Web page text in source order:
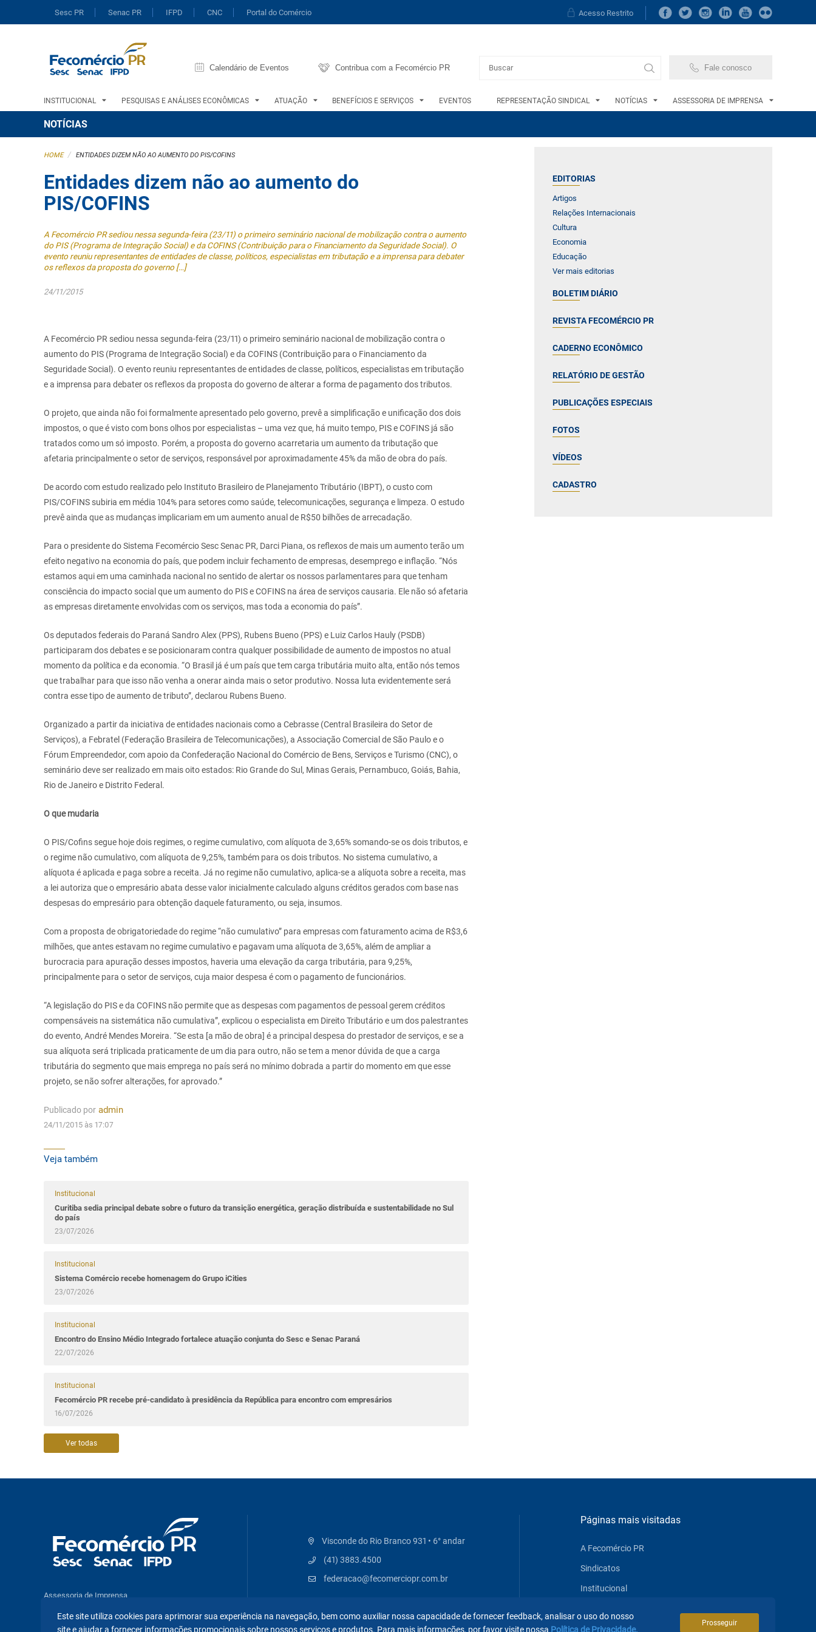
Sesc PR Senac PR IFPD CNC Portal do Comércio Acesso Restrito
Calendário de Eventos Contribua com a Fecomércio PR Fale conosco
INSTITUCIONAL PESQUISAS E ANÁLISES ECONÔMICAS ATUAÇÃO BENEFÍCIOS E SERVIÇOS EVENTOS REPRESENTAÇÃO SINDICAL NOTÍCIAS ASSESSORIA DE IMPRENSA
NOTÍCIAS
EDITORIAS
Artigos
Relações Internacionais
Cultura
Economia
Educação
Ver mais editorias
BOLETIM DIÁRIO
REVISTA FECOMÉRCIO PR
CADERNO ECONÔMICO
RELATÓRIO DE GESTÃO
PUBLICAÇÕES ESPECIAIS
FOTOS
VÍDEOS
CADASTRO
HOME / ENTIDADES DIZEM NÃO AO AUMENTO DO PIS/COFINS
Entidades dizem não ao aumento do
PIS/COFINS
A Fecomércio PR sediou nessa segunda-feira (23/11) o primeiro seminário nacional de mobilização contra o aumento
do PIS (Programa de Integração Social) e da COFINS (Contribuição para o Financiamento da Seguridade Social). O
evento reuniu representantes de entidades de classe, políticos, especialistas em tributação e a imprensa para debater
os reflexos da proposta do governo […]
24/11/2015
A Fecomércio PR sediou nessa segunda-feira (23/11) o primeiro seminário nacional de mobilização contra o
aumento do PIS (Programa de Integração Social) e da COFINS (Contribuição para o Financiamento da
Seguridade Social). O evento reuniu representantes de entidades de classe, políticos, especialistas em tributação
e a imprensa para debater os reflexos da proposta do governo de alterar a forma de pagamento dos tributos.
O projeto, que ainda não foi formalmente apresentado pelo governo, prevê a simplificação e unificação dos dois
impostos, o que é visto com bons olhos por especialistas – uma vez que, há muito tempo, PIS e COFINS já são
tratados como um só imposto. Porém, a proposta do governo acarretaria um aumento da tributação que
afetaria principalmente o setor de serviços, responsável por aproximadamente 45% da mão de obra do país.
De acordo com estudo realizado pelo Instituto Brasileiro de Planejamento Tributário (IBPT), o custo com
PIS/COFINS subiria em média 104% para setores como saúde, telecomunicações, segurança e limpeza. O estudo
prevê ainda que as mudanças implicariam em um aumento anual de R$50 bilhões de arrecadação.
Para o presidente do Sistema Fecomércio Sesc Senac PR, Darci Piana, os reflexos de mais um aumento terão um
efeito negativo na economia do país, que podem incluir fechamento de empresas, desemprego e inflação. “Nós
estamos aqui em uma caminhada nacional no sentido de alertar os nossos parlamentares para que tenham
consciência do impacto social que um aumento do PIS e COFINS na área de serviços causaria. Ele não só afetaria
as empresas diretamente envolvidas com os serviços, mas toda a economia do país”.
Os deputados federais do Paraná Sandro Alex (PPS), Rubens Bueno (PPS) e Luiz Carlos Hauly (PSDB)
participaram dos debates e se posicionaram contra qualquer possibilidade de aumento de impostos no atual
momento da política e da economia. “O Brasil já é um país que tem carga tributária muito alta, então nós temos
que trabalhar para que isso não venha a onerar ainda mais o setor produtivo. Nossa luta evidentemente será
contra esse tipo de aumento de tributo”, declarou Rubens Bueno.
Organizado a partir da iniciativa de entidades nacionais como a Cebrasse (Central Brasileira do Setor de
Serviços), a Febratel (Federação Brasileira de Telecomunicações), a Associação Comercial de São Paulo e o
Fórum Empreendedor, com apoio da Confederação Nacional do Comércio de Bens, Serviços e Turismo (CNC), o
seminário deve ser realizado em mais oito estados: Rio Grande do Sul, Minas Gerais, Pernambuco, Goiás, Bahia,
Rio de Janeiro e Distrito Federal.
O que mudaria
O PIS/Cofins segue hoje dois regimes, o regime cumulativo, com alíquota de 3,65% somando-se os dois tributos, e
o regime não cumulativo, com alíquota de 9,25%, também para os dois tributos. No sistema cumulativo, a
alíquota é aplicada e paga sobre a receita. Já no regime não cumulativo, aplica-se a alíquota sobre a receita, mas
a lei autoriza que o empresário abata desse valor inicialmente calculado alguns créditos gerados com base nas
despesas do empresário para obtenção daquele faturamento, ou seja, insumos.
Com a proposta de obrigatoriedade do regime “não cumulativo” para empresas com faturamento acima de R$3,6
milhões, que antes estavam no regime cumulativo e pagavam uma alíquota de 3,65%, além de ampliar a
burocracia para apuração desses impostos, haveria uma elevação da carga tributária, para 9,25%,
principalmente para o setor de serviços, cuja maior despesa é com o pagamento de funcionários.
“A legislação do PIS e da COFINS não permite que as despesas com pagamentos de pessoal gerem créditos
compensáveis na sistemática não cumulativa”, explicou o especialista em Direito Tributário e um dos palestrantes
do evento, André Mendes Moreira. “Se esta [a mão de obra] é a principal despesa do prestador de serviços, e se a
sua alíquota será triplicada praticamente de um dia para outro, não se tem a menor dúvida de que a carga
tributária do segmento que mais emprega no país será no mínimo dobrada a partir do momento em que esse
projeto, se não sofrer alterações, for aprovado.”
Publicado por admin
24/11/2015 às 17:07
Veja também
Institucional
Curitiba sedia principal debate sobre o futuro da transição energética, geração distribuída e sustentabilidade no Sul
do país
23/07/2026
Institucional
Sistema Comércio recebe homenagem do Grupo iCities
23/07/2026
Institucional
Encontro do Ensino Médio Integrado fortalece atuação conjunta do Sesc e Senac Paraná
22/07/2026
Institucional
Fecomércio PR recebe pré-candidato à presidência da República para encontro com empresários
16/07/2026
Ver todas
Assessoria de Imprensa
Pesquisas e Análises Econômicas
Visconde do Rio Branco 931 • 6° andar
(41) 3883.4500
federacao@fecomerciopr.com.br
Páginas mais visitadas
A Fecomércio PR
Sindicatos
Institucional
Eventos
Este site utiliza cookies para aprimorar sua experiência na navegação, bem como auxiliar nossa capacidade de fornecer feedback, analisar o uso do nosso
site e ajudar a fornecer informações promocionais sobre nossos serviços e produtos. Para mais informações, por favor visite nossa Política de Privacidade.
Prosseguir